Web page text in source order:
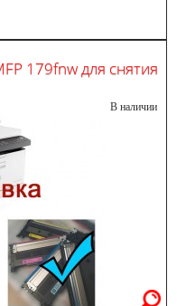
179fnw для снятия
В наличии